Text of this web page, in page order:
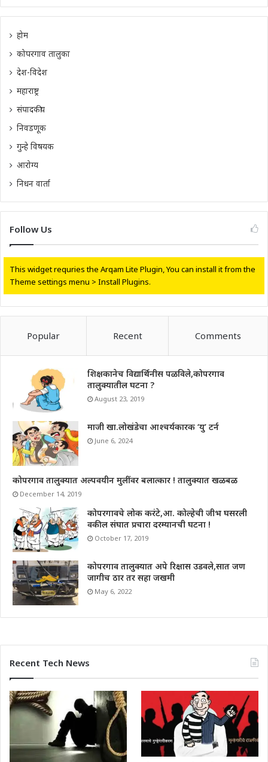
होम
कोपरगाव तालुका
देश-विदेश
महाराष्ट्र
संपादकीय
निवडणूक
गुन्हे विषयक
आरोग्य
निधन वार्ता
Follow Us
This widget requries the Arqam Lite Plugin, You can install it from the
Theme settings menu > Install Plugins.
Popular Recent Comments
शिक्षकानेच विद्यार्थिनीस पळविले,कोपरगाव
तालुक्यातील घटना ?
August 23, 2019
माजी खा.लोखंडेचा आश्चर्यकारक ‘यु’ टर्न
June 6, 2024
कोपरगाव तालुक्यात अल्पवयीन मुलींवर बलात्कार ! तालुक्यात खळबळ
December 14, 2019
कोपरगावचे लोक करंटे,आ. कोल्हेची जीभ घसरली
वकील संघात प्रचारा दरम्यानची घटना !
October 17, 2019
कोपरगाव तालुक्यात अपे रिक्षास उडवले,सात जण
जागीच ठार तर सहा जखमी
May 6, 2022
Recent Tech News